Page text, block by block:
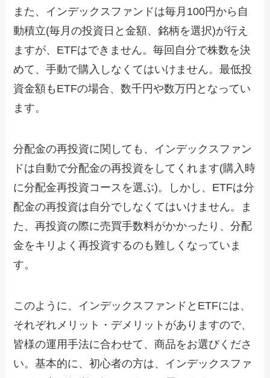
また、インデックスファンドは毎月100円から自
動積立(毎月の投資日と金額、銘柄を選択)が行え
ますが、ETFはできません。毎回自分で株数を決
めて、手動で購入しなくてはいけません。最低投
資金額もETFの場合、数千円や数万円となってい
ます。
分配金の再投資に関しても、インデックスファン
ドは自動で分配金の再投資をしてくれます(購入時
に分配金再投資コースを選ぶ)。しかし、ETFは分
配金の再投資は自分でしなくてはいけません。ま
た、再投資の際に売買手数料がかかったり、分配
金をキリよく再投資するのも難しくなっていま
す。
このように、インデックスファンドとETFには、
それぞれメリット・デメリットがありますので、
皆様の運用手法に合わせて、商品をお選びくださ
い。基本的に、初心者の方は、インデックスファ